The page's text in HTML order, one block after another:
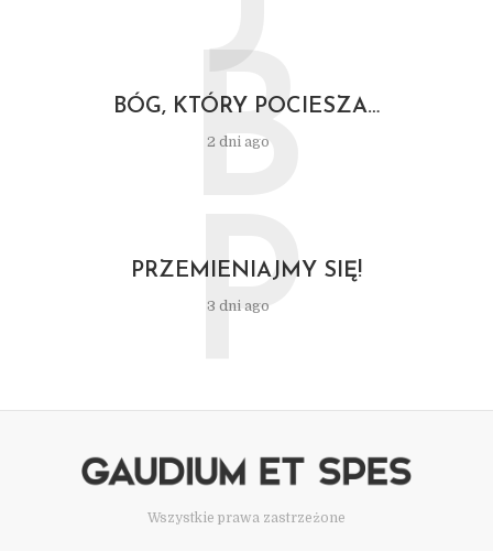
BÓG, KTÓRY POCIESZA…
2 dni ago
B
PRZEMIENIAJMY SIĘ!
3 dni ago
P
Wszystkie prawa zastrzeżone